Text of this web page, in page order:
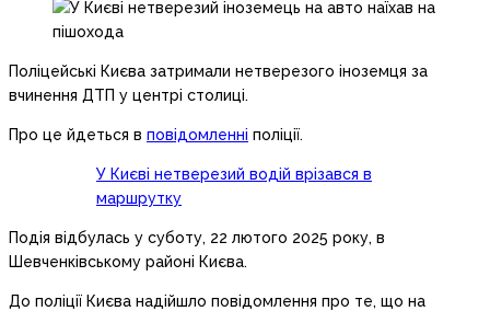
Поліцейські Києва затримали нетверезого іноземця за
вчинення ДТП у центрі столиці.
Про це йдеться в повідомленні поліції.
У Києві нетверезий водій врізався в
маршрутку
Подія відбулась у суботу, 22 лютого 2025 року, в
Шевченківському районі Києва.
До поліції Києва надійшло повідомлення про те, що на